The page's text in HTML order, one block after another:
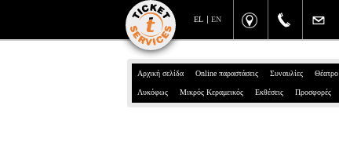
EN
EL
Αρχική σελίδα Online παραστάσεις Συναυλίες Θέατρο
Λυκόφως Μικρός Κεραμεικός Εκθέσεις Προσφορές